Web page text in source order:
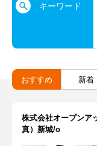
キーワード
おすすめ 新着
株式会社オープンア
真）新城/o